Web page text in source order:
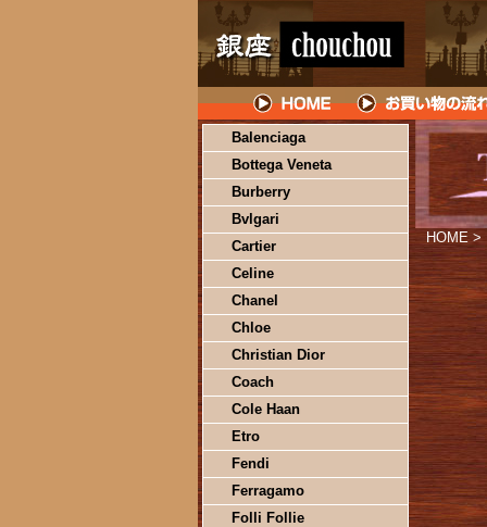
Balenciaga
Bottega Veneta
Burberry
Bvlgari
Cartier
Celine
Chanel
Chloe
Christian Dior
Coach
Cole Haan
Etro
Fendi
Ferragamo
Folli Follie
HOME >